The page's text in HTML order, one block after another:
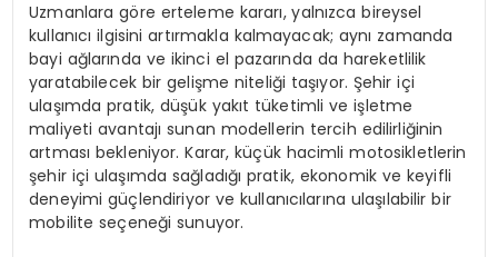
Uzmanlara göre erteleme kararı, yalnızca bireysel
kullanıcı ilgisini artırmakla kalmayacak; aynı zamanda
bayi ağlarında ve ikinci el pazarında da hareketlilik
yaratabilecek bir gelişme niteliği taşıyor. Şehir içi
ulaşımda pratik, düşük yakıt tüketimli ve işletme
maliyeti avantajı sunan modellerin tercih edilirliğinin
artması bekleniyor. Karar, küçük hacimli motosikletlerin
şehir içi ulaşımda sağladığı pratik, ekonomik ve keyifli
deneyimi güçlendiriyor ve kullanıcılarına ulaşılabilir bir
mobilite seçeneği sunuyor.